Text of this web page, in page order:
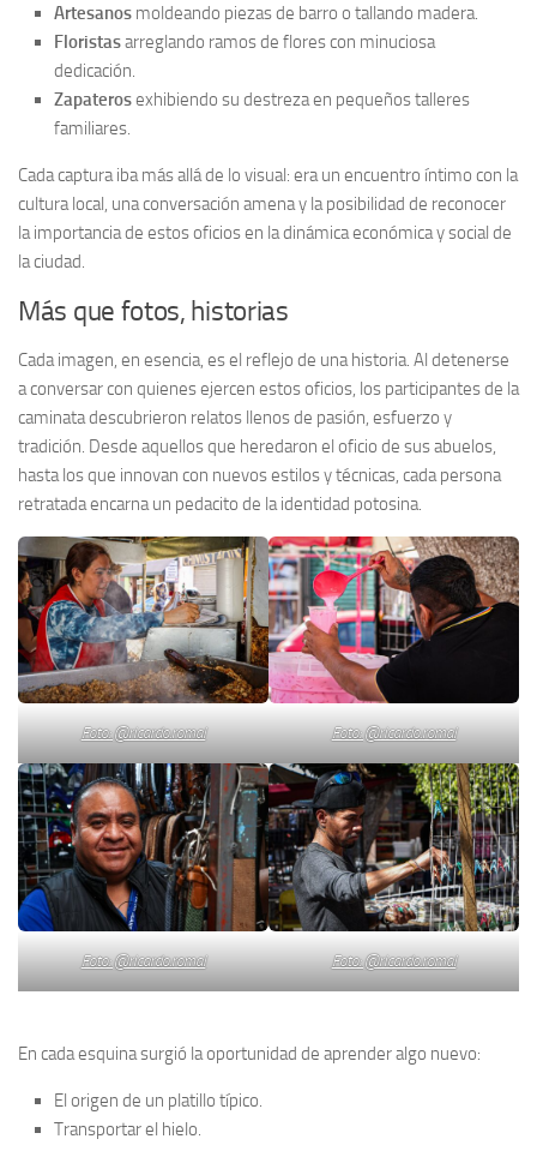
Artesanos moldeando piezas de barro o tallando madera.
Floristasarreglando ramos de flores con minuciosa
dedicación.
Zapaterosexhibiendo su destreza en pequeños talleres
familiares.
Cada captura iba más allá de lo visual: era un encuentro íntimo con la
cultura local, una conversación amena y la posibilidad de reconocer
la importancia de estos oficios en la dinámica económica y social de
la ciudad.
Más que fotos, historias
Cada imagen, en esencia, es el reflejo de una historia. Al detenerse
a conversar con quienes ejercen estos oficios, los participantes de la
caminata descubrieron relatos llenos de pasión, esfuerzo y
tradición. Desde aquellos que heredaron el oficio de sus abuelos,
hasta los que innovan con nuevos estilos y técnicas, cada persona
retratada encarna un pedacito de la identidad potosina.
Foto: @ricardo.romal Foto: @ricardo.romal
Foto: @ricardo.romal Foto: @ricardo.romal
En cada esquina surgió la oportunidad de aprender algo nuevo:
El origen de un platillo típico.
Transportar el hielo.